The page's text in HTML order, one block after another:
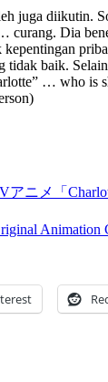
juga diikutin.
curang. Dia
tidak baik.
… who is
アニメ「
Animation